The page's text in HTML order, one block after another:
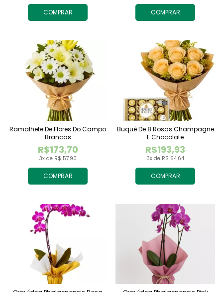
COMPRAR COMPRAR
COMPRAR
3x de R$ 57,90
R$173,70
Ramalhete De Flores Do Campo
Brancas
COMPRAR
3x de R$ 64,64
R$193,93
Buquê De 8 Rosas Champagne
E Chocolate